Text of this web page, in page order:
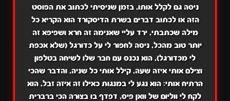
ניסה גם לקלל אותו, בזמן שניסיתי לכתוב את הפוסט
הזה או לכתוב דברים בשרת הדיסקורד הוא הקריא כל
מילה שכתבתי, ירד עליי שאנימה זה חרא ושפיפא זה
יותר טוב מהכל, ניסה לחפור לי על כדורגל (שלא אכפת
לי מכדורגל), הוא נכנס עם חבר שלו לשיחה בטלפון
וצילם אותי איזה שעה, קילל אותי כל שניה, והדבר שהכי
הרתיח אותי: הוא נגע לי במנגות כאילו זה איזה זבל, הוא
לקח לי ווליום של וואן פיס, דפדף בו בצורה הכי ברברית